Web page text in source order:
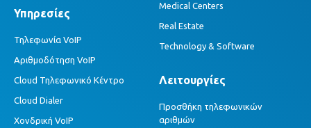
Υπηρεσίες
Τηλεφωνία VoIP
Αριθμοδότηση VoIP
Cloud Τηλεφωνικό Κέντρο
Cloud Dialer
Χονδρική VoIP
Medical Centers
Real Estate
Technology & Software
Λειτουργίες
Προσθήκη τηλεφωνικών
αριθμών